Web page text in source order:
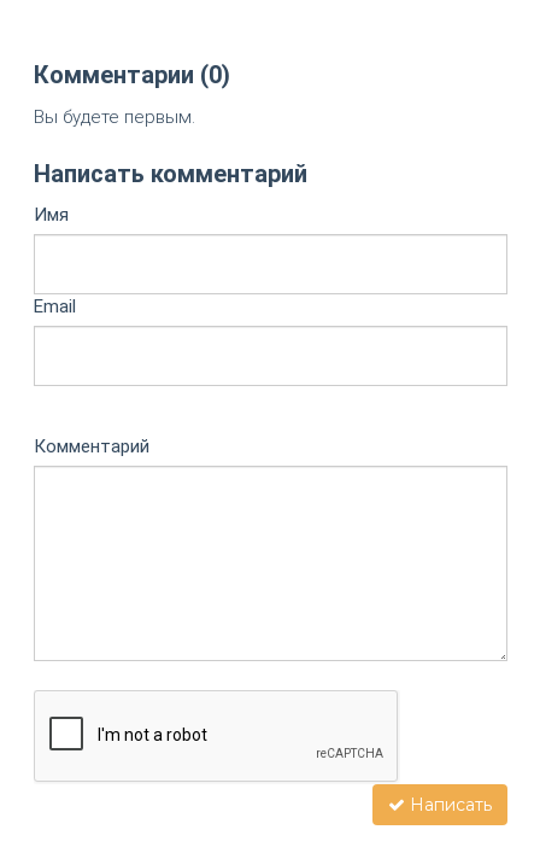
Комментарии (0)
Вы будете первым.
Написать комментарий
Имя
Email
Комментарий
Написать